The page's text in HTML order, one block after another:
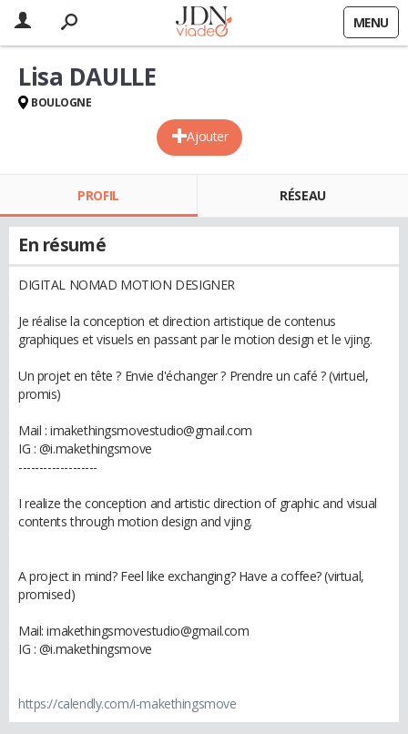
MENU
Ajouter
Lisa DAULLE
BOULOGNE
PROFIL RÉSEAU
En résumé
DIGITAL NOMAD MOTION DESIGNER
Je réalise la conception et direction artistique de contenus
graphiques et visuels en passant par le motion design et le vjing.
Un projet en tête ? Envie d'échanger ? Prendre un café ? (virtuel,
promis)
Mail : imakethingsmovestudio@gmail.com
IG : @i.makethingsmove
-------------------
I realize the conception and artistic direction of graphic and visual
contents through motion design and vjing.
A project in mind? Feel like exchanging? Have a coffee? (virtual,
promised)
Mail: imakethingsmovestudio@gmail.com
IG : @i.makethingsmove
https://calendly.com/i-makethingsmove